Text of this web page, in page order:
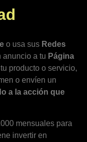
o usa sus Redes
anuncio a tu Página
producto o servicio,
o envíen un
a la acción que
mensuales para
invertir en